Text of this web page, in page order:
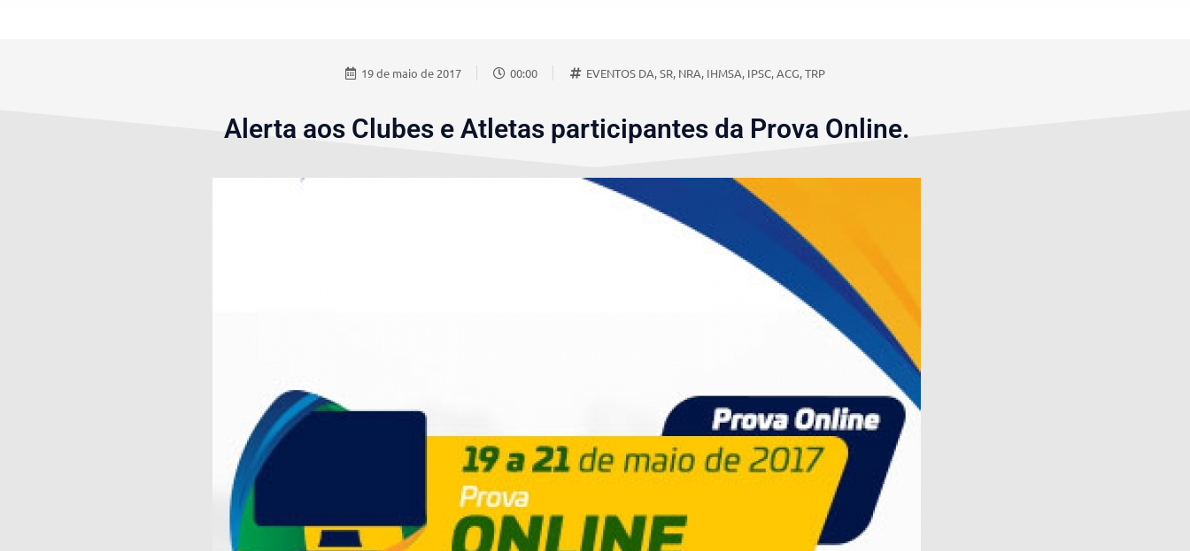
19 de maio de 2017 00:00 EVENTOS DA, SR, NRA, IHMSA, IPSC, ACG, TRP
Alerta aos Clubes e Atletas participantes da Prova Online.